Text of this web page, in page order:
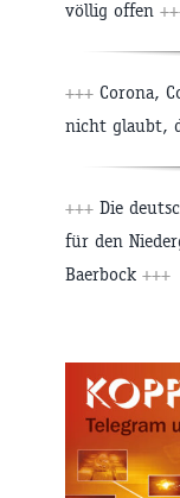
völlig offen
+++ Corona,
nicht glaubt,
+++ Die
für den
Baerbock +++